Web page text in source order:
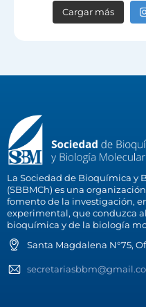
Cargar más
La Sociedad de Bioquímica y
(SBBMCh) es una
fomento de la investigación,
experimental, que conduzca
bioquímica y de la biología
Santa Magdalena N°75,